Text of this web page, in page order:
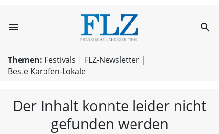
menu FLZ – search
Themen: Festivals
FLZ-Newsletter
Beste Karpfen-Lokale
Der Inhalt konnte leider nicht
gefunden werden